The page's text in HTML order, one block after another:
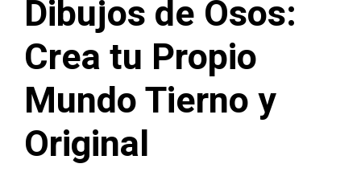
Dibujos de Osos:
Crea tu Propio
Mundo Tierno y
Original